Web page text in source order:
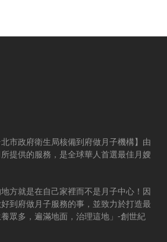
市政府衛生局核備到府做月子機構】由
提供的服務，是全球華人首選最佳月嫂
方就是在自己家裡而不是月子中心！因
到府做月子服務的事，並致力於打造最
眾多，遍滿地面，治理這地」-創世紀